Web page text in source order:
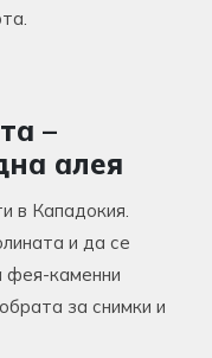
–
алея
в Кападокия.
и да се
фея-каменни
за снимки и